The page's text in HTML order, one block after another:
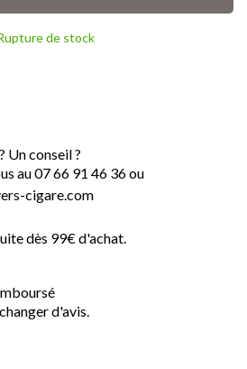
de stock
Un conseil ?
au 07 66 91 46 36 ou
cigare.com
dès 99€ d'achat.
d'avis.